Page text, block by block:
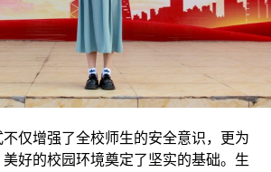
不仅增强了全校师生的安全意识，更为
好的校园环境奠定了坚实的基础。生